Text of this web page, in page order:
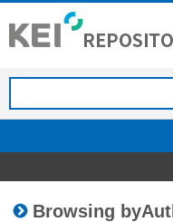
Browsing